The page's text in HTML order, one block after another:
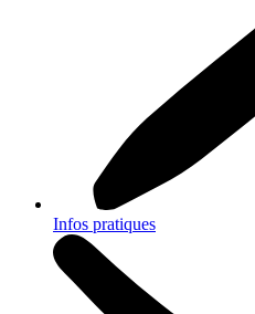
Infos pratiques